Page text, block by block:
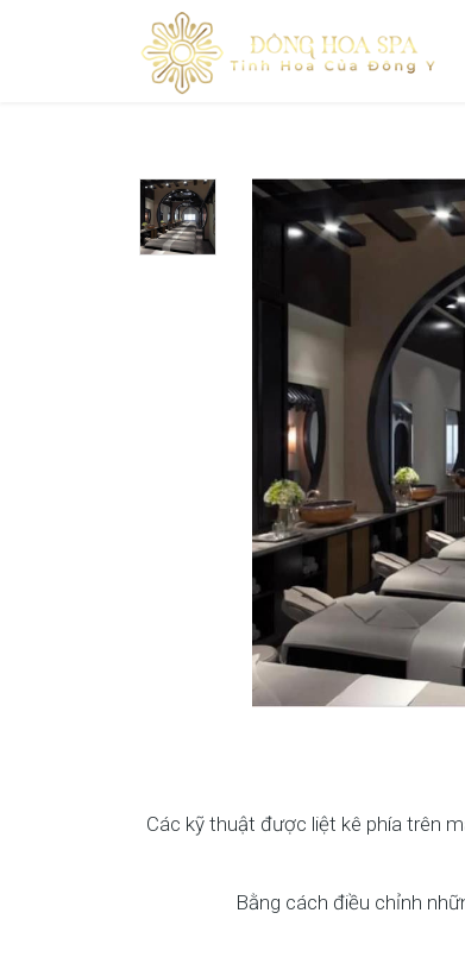
Các kỹ thuật được liệt kê phía trên
Bằng cách điều chỉnh